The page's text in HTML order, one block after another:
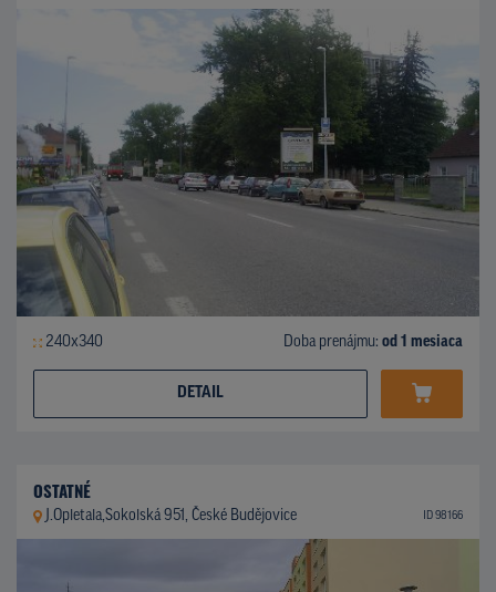
240x340 Doba prenájmu: od 1 mesiaca
DETAIL
OSTATNÉ
J.Opletala,Sokolská 951, České Budějovice ID 98166